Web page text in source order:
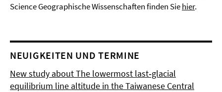
Science Geographische Wissenschaften finden Siehier.
NEUIGKEITEN UND TERMINE
New study about The lowermost last‐glacial
equilibrium line altitude in the Taiwanese Central